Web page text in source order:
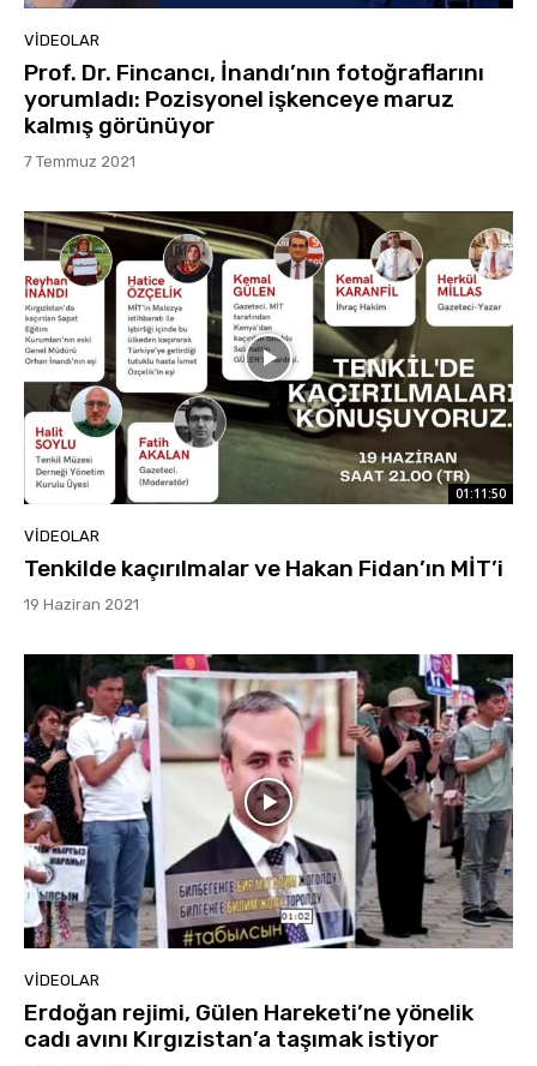
VIDEOLAR
Prof. Dr. Fincancı, İnandı’nın fotoğraflarını
yorumladı: Pozisyonel işkenceye maruz
kalmış görünüyor
7 Temmuz 2021
01:11:50
VIDEOLAR
Tenkilde kaçırılmalar ve Hakan Fidan’ın MİT’i
19 Haziran 2021
VIDEOLAR
Erdoğan rejimi, Gülen Hareketi’ne yönelik
cadı avını Kırgızistan’a taşımak istiyor